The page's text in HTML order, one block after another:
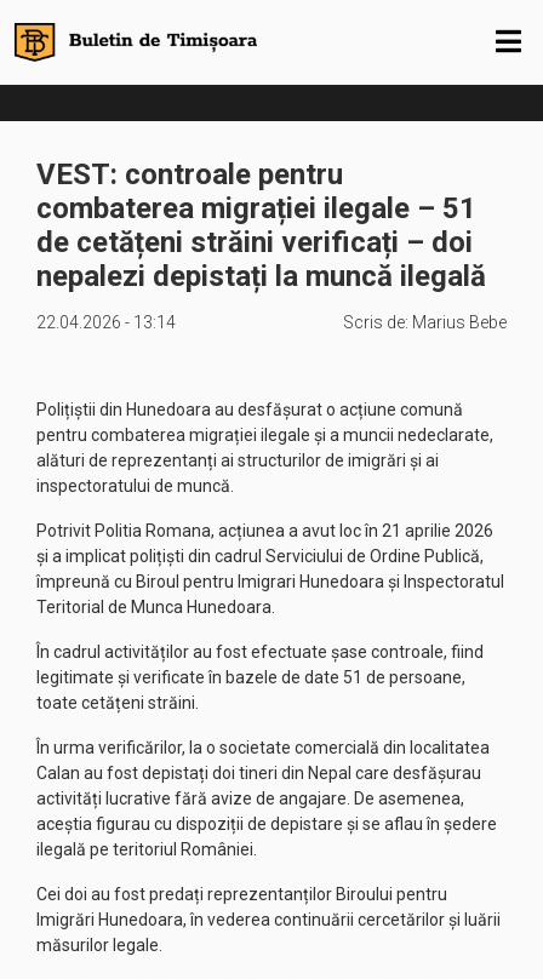
VEST: controale pentru
combaterea migrației ilegale – 51
de cetățeni străini verificați – doi
nepalezi depistați la muncă ilegală
22.04.2026 - 13:14 Scris de: Marius Bebe
Polițiștii din Hunedoara au desfășurat o acțiune comună
pentru combaterea migrației ilegale și a muncii nedeclarate,
alături de reprezentanți ai structurilor de imigrări și ai
inspectoratului de muncă.
Potrivit Politia Romana, acțiunea a avut loc în 21 aprilie 2026
și a implicat polițiști din cadrul Serviciului de Ordine Publică,
împreună cu Biroul pentru Imigrari Hunedoara și Inspectoratul
Teritorial de Munca Hunedoara.
În cadrul activităților au fost efectuate șase controale, fiind
legitimate și verificate în bazele de date 51 de persoane,
toate cetățeni străini.
În urma verificărilor, la o societate comercială din localitatea
Calan au fost depistați doi tineri din Nepal care desfășurau
activități lucrative fără avize de angajare. De asemenea,
aceștia figurau cu dispoziții de depistare și se aflau în ședere
ilegală pe teritoriul României.
Cei doi au fost predați reprezentanților Biroului pentru
Imigrări Hunedoara, în vederea continuării cercetărilor și luării
măsurilor legale.